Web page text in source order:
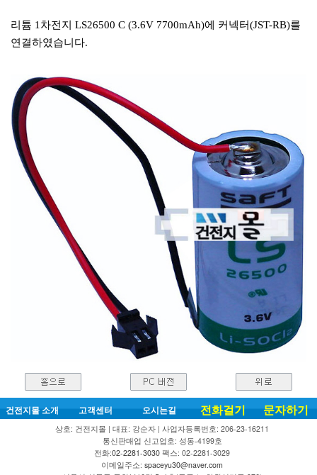
리튬 1차전지 LS26500 C (3.6V 7700mAh)에 커넥터(JST-RB)를
연결하였습니다.
건전지몰 소개 고객센터 오시는길 전화걸기 문자하기
상호: 건전지몰 | 대표: 강순자 | 사업자등록번호: 206-23-16211
통신판매업 신고업호: 성동-4199호
전화:02-2281-3030 팩스: 02-2281-3029
이메일주소: spaceyu30@naver.com